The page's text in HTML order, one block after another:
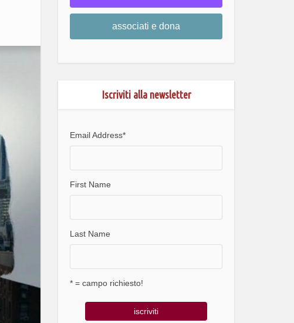
associati e dona
Iscriviti alla newsletter
Email Address*
First Name
Last Name
* = campo richiesto!